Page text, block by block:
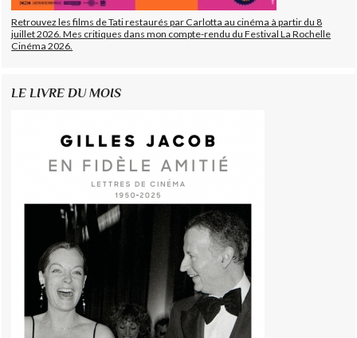
Retrouvez les films de Tati restaurés par Carlotta au cinéma à partir du 8
juillet 2026. Mes critiques dans mon compte-rendu du Festival La Rochelle
Cinéma 2026.
LE LIVRE DU MOIS